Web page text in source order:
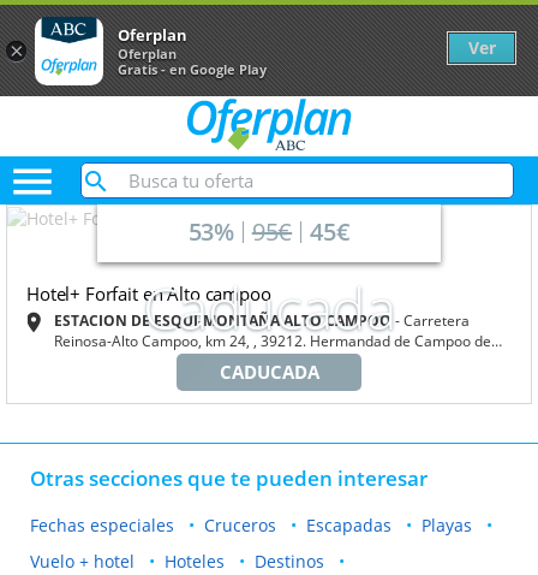

Caducada
53% 95€ 45€
Hotel+ Forfait en Alto campoo
ESTACION DE ESQUI-MONTAÑA ALTO CAMPOO
Carretera
Reinosa-Alto Campoo, km 24, , 39212. Hermandad de Campoo de
CADUCADA
Otras secciones que te pueden interesar
Fechas especiales Cruceros Escapadas
Playas
Vuelo + hotel
Hoteles
Destinos
×
Oferplan
Oferplan
Gratis - en Google Play
Ver